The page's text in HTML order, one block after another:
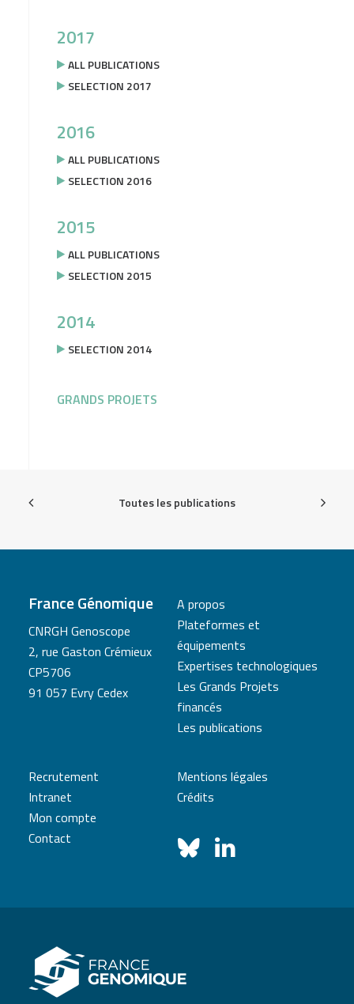
2017
ALL PUBLICATIONS
SELECTION 2017
2016
ALL PUBLICATIONS
SELECTION 2016
2015
ALL PUBLICATIONS
SELECTION 2015
2014
SELECTION 2014
GRANDS PROJETS
Toutes les publications
France Génomique
CNRGH Genoscope
2, rue Gaston Crémieux
CP5706
91 057 Evry Cedex
A propos
Plateformes et
équipements
Expertises technologiques
Les Grands Projets
financés
Les publications
Recrutement
Intranet
Mon compte
Contact
Mentions légales
Crédits